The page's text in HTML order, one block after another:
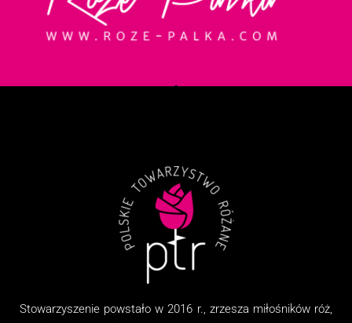
Stowarzyszenie powstało w 2016 r., zrzesza miłośników róż,